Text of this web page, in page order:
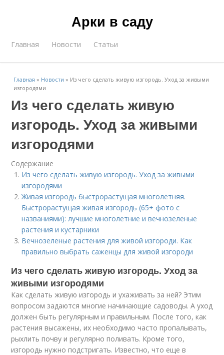
Арки в саду
Главная Новости Статьи
Главная » Новости » Из чего сделать живую изгородь. Уход за живыми
изгородями
Из чего сделать живую
изгородь. Уход за живыми
изгородями
Содержание
Из чего сделать живую изгородь. Уход за живыми
изгородями
Живая изгородь быстрорастущая многолетняя.
Быстрорастущая живая изгородь (65+ фото с
названиями): лучшие многолетние и вечнозеленые
растения и кустарники
Вечнозеленые растения для живой изгороди. Как
правильно выбрать саженцы для живой изгороди
Из чего сделать живую изгородь. Уход за
живыми изгородями
Как сделать живую изгородь и ухаживать за ней? Этим
вопросом задаются многие начинающие садоводы. А уход
должен быть регулярным и правильным. После того, как
растения высажены, их необходимо часто пропалывать,
рыхлить почву и регулярно поливать. Кроме того,
изгородь нужно подстригать. Известно, что еще в